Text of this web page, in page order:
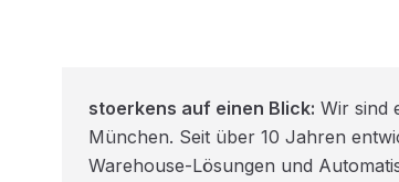
stoerkens auf einen Blick: Wir sind
München. Seit über 10 Jahren
Warehouse-Lösungen und